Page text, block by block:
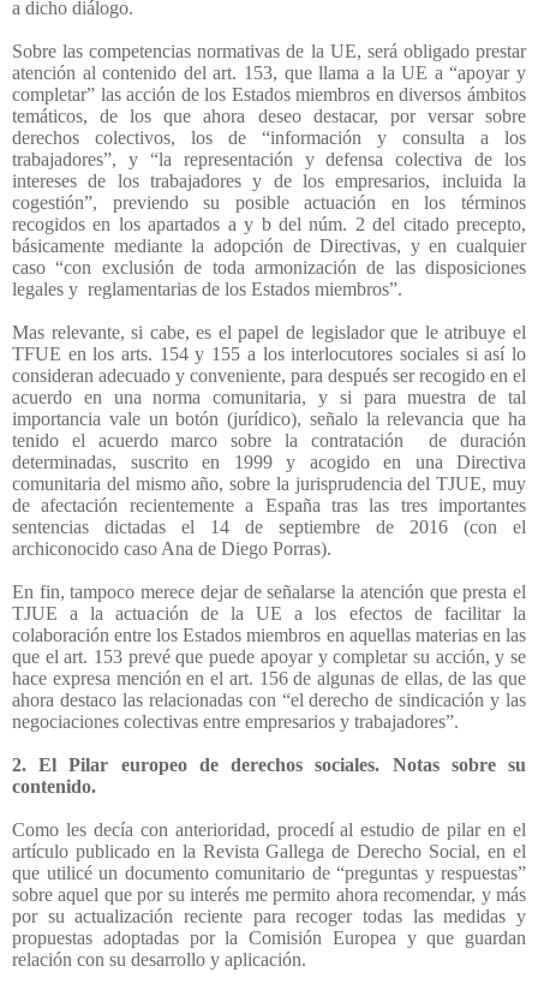
a dicho diálogo.
Sobre las competencias normativas de la UE, será obligado prestar
atención al contenido del art. 153, que llama a la UE a “apoyar y
completar” las acción de los Estados miembros en diversos ámbitos
temáticos, de los que ahora deseo destacar, por versar sobre
derechos colectivos, los de “información y consulta a los
trabajadores”, y “la representación y defensa colectiva de los
intereses de los trabajadores y de los empresarios, incluida la
cogestión”, previendo su posible actuación en los términos
recogidos en los apartados a y b del núm. 2 del citado precepto,
básicamente mediante la adopción de Directivas, y en cualquier
caso “con exclusión de toda armonización de las disposiciones
legales y reglamentarias de los Estados miembros”.
Mas relevante, si cabe, es el papel de legislador que le atribuye el
TFUE en los arts. 154 y 155 a los interlocutores sociales si así lo
consideran adecuado y conveniente, para después ser recogido en el
acuerdo en una norma comunitaria, y si para muestra de tal
importancia vale un botón (jurídico), señalo la relevancia que ha
tenido el acuerdo marco sobre la contratación
de duración
determinadas, suscrito en 1999 y acogido en una Directiva
comunitaria del mismo año, sobre la jurisprudencia del TJUE, muy
de afectación recientemente a España tras las tres importantes
sentencias dictadas el 14 de septiembre de 2016 (con el
archiconocido caso Ana de Diego Porras).
En fin, tampoco merece dejar de señalarse la atención que presta el
TJUE a la actuación de la UE a los efectos de facilitar la
colaboración entre los Estados miembros en aquellas materias en las
que el art. 153 prevé que puede apoyar y completar su acción, y se
hace expresa mención en el art. 156 de algunas de ellas, de las que
ahora destaco las relacionadas con “el derecho de sindicación y las
negociaciones colectivas entre empresarios y trabajadores”.
2. El Pilar europeo de derechos sociales. Notas sobre su
contenido.
Como les decía con anterioridad, procedí al estudio de pilar en el
artículo publicado en la Revista Gallega de Derecho Social, en el
que utilicé un documento comunitario de “preguntas y respuestas”
sobre aquel que por su interés me permito ahora recomendar, y más
por su actualización reciente para recoger todas las medidas y
propuestas adoptadas por la Comisión Europea y que guardan
relación con su desarrollo y aplicación.